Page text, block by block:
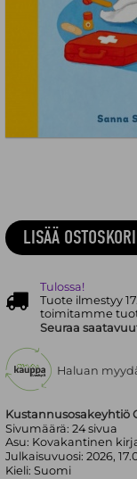
Kustannusosakeyhtiö
Sivumäärä:24sivua
Asu: Kovakantinen
Julkaisuvuosi:2026,
Kieli:Suomi
LISÄÄ
Tulossa!
Tuote ilmestyy
toimitamme
Seuraa
Haluan